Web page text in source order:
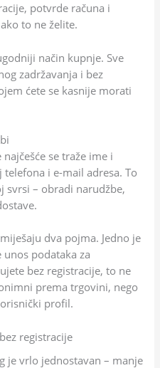
potvrde računa i
to ne želite.
način kupnje. Sve
zadržavanja i bez
ćete se kasnije morati
se traže ime i
i e-mail adresa. To
svrsi – obradi narudžbe,
dva pojma. Jedno je
podataka za
bez registracije, to ne
prema trgovini, nego
profil.
registracije
je vrlo jednostavan – manje